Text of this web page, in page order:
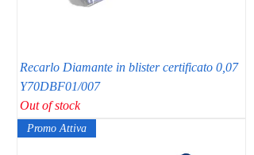
Recarlo Diamante in blister certificato 0,07
Y70DBF01/007
Out of stock
Promo Attiva